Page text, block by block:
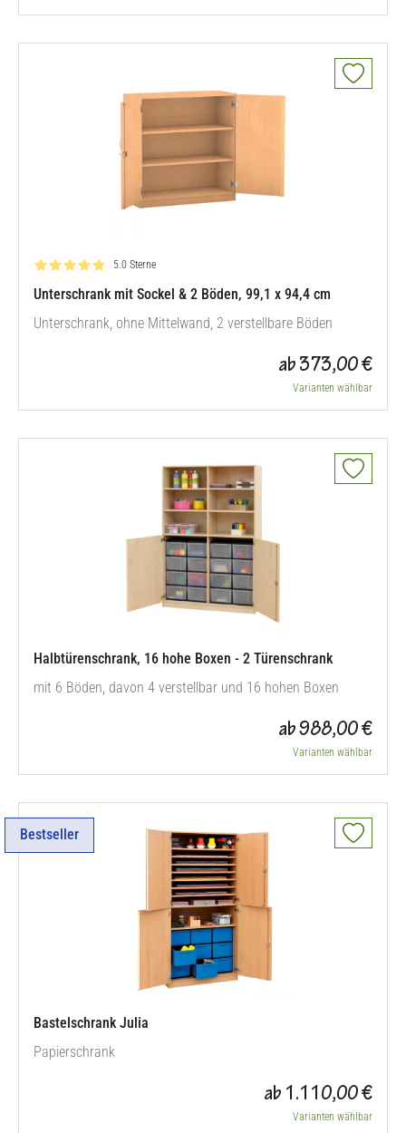
Bewertung: 5.0 von 5
5.0 Sterne
Unterschrank mit Sockel & 2 Böden, 99,1 x 94,4 cm
Unterschrank, ohne Mittelwand, 2 verstellbare Böden
ab 373,00 €
Varianten wählbar
Halbtürenschrank, 16 hohe Boxen - 2 Türenschrank
mit 6 Böden, davon 4 verstellbar und 16 hohen Boxen
ab 988,00 €
Varianten wählbar
Bestseller
Bastelschrank Julia
Papierschrank
ab 1.110,00 €
Varianten wählbar